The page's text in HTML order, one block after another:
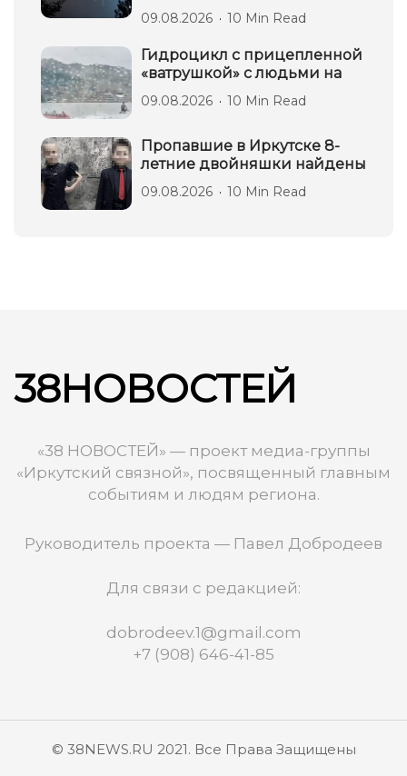
09.08.2026 10 Min Read
Гидроцикл с прицепленной
«ватрушкой» с людьми на
09.08.2026 10 Min Read
Пропавшие в Иркутске 8-
летние двойняшки найдены
09.08.2026 10 Min Read
38НОВОСТЕЙ
«38 НОВОСТЕЙ» — проект медиа-группы
«Иркутский связной», посвященный главным
событиям и людям региона.
Руководитель проекта — Павел Добродеев
Для связи с редакцией:
dobrodeev.1@gmail.com
+7 (908) 646-41-85
© 38NEWS.RU 2021. Все Права Защищены